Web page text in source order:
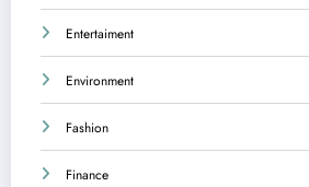
Entertaiment
Environment
Fashion
Finance